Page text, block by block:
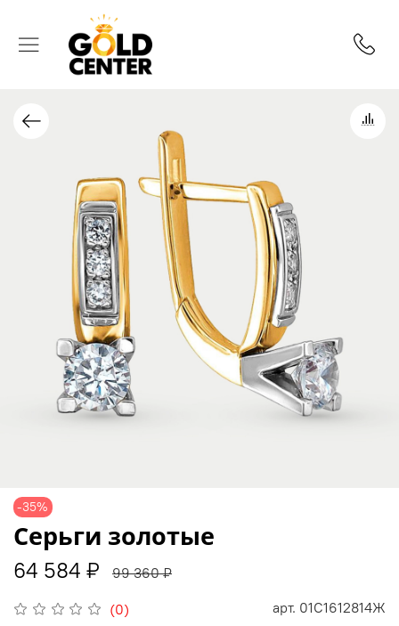
-35%
(0) арт. 01С1612814Ж
Серьги золотые
64 584 ₽ 99 360 ₽